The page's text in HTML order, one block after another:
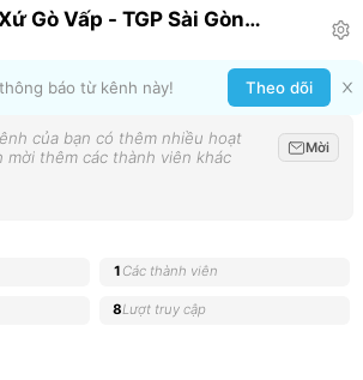
Gò Vấp - TGP Sài Gòn
báo từ kênh này! Theo dõi
của bạn có thêm nhiều hoạt
mời thêm các thành viên khác
Mời
1 Các thành viên
8Lượt truy cập